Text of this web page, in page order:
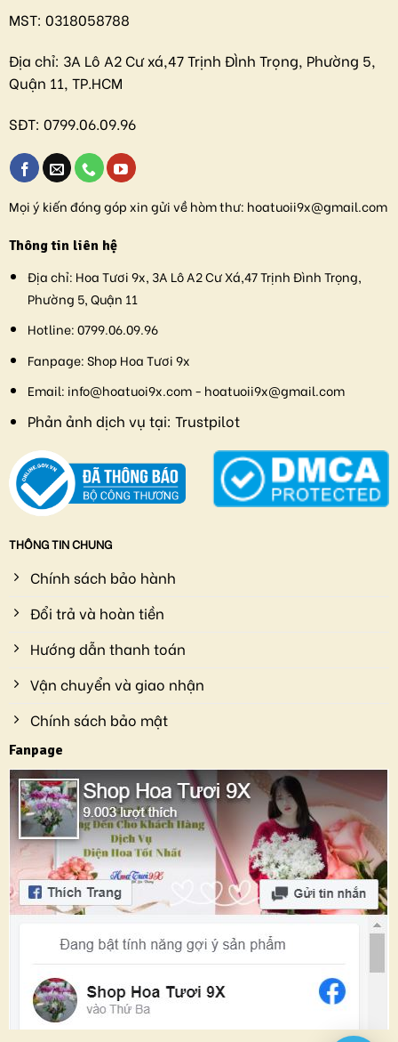
MST: 0318058788
Địa chỉ: 3A Lô A2 Cư xá,47 Trịnh ĐÌnh Trọng, Phường 5,
Quận 11, TP.HCM
SĐT: 0799.06.09.96
Mọi ý kiến đóng góp xin gửi về hòm thư: hoatuoii9x@gmail.com
Thông tin liên hệ
Địa chỉ: Hoa Tươi 9x, 3A Lô A2 Cư Xá,47 Trịnh Đình Trọng,
Phường 5, Quận 11
Hotline:0799.06.09.96
Fanpage:Shop Hoa Tươi 9x
Email: info@hoatuoi9x.com - hoatuoii9x@gmail.com
Phản ảnh dịch vụ tại: Trustpilot
THÔNG TIN CHUNG
Chính sách bảo hành
Đổi trả và hoàn tiền
Hướng dẫn thanh toán
Vận chuyển và giao nhận
Chính sách bảo mật
Fanpage